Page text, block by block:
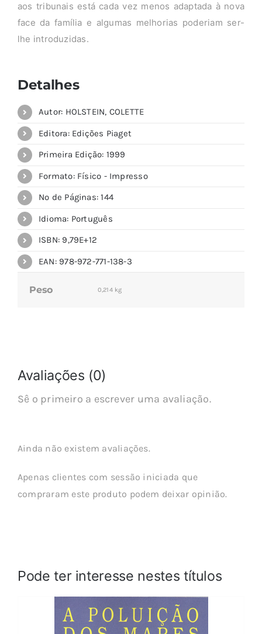
aos tribunais está cada vez menos adaptada à nova
face da família e algumas melhorias poderiam ser-
lhe introduzidas.
Detalhes
Autor: HOLSTEIN, COLETTE
Editora: Edições Piaget
Primeira Edição: 1999
Formato: Físico - Impresso
Nº de Páginas: 144
Idioma: Português
ISBN: 9,79E+12
EAN: 978-972-771-138-3
Peso 0,214 kg
Avaliações (0)
Sê o primeiro a escrever uma avaliação.
Ainda não existem avaliações.
Apenas clientes com sessão iniciada que
compraram este produto podem deixar opinião.
Pode ter interesse nestes títulos